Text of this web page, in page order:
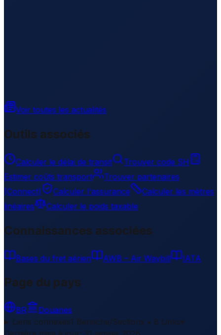
Voir toutes les actualités
Outils associés
Calculer le délai de transit
Trouver code SH
Estimer coûts transport
Trouver partenaires
(Connect)
Calculer l'assurance
Calculer les mètres
linéaires
Calculer le poids taxable
Connaissances associées
Bases du fret aérien AWB – Air Waybill IATA
Page du pays
BR
Douanes
Liens connexes1 Bereiche/Sections • 8 Links▾